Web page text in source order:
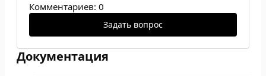
Комментариев: 0
Задать вопрос
Документация